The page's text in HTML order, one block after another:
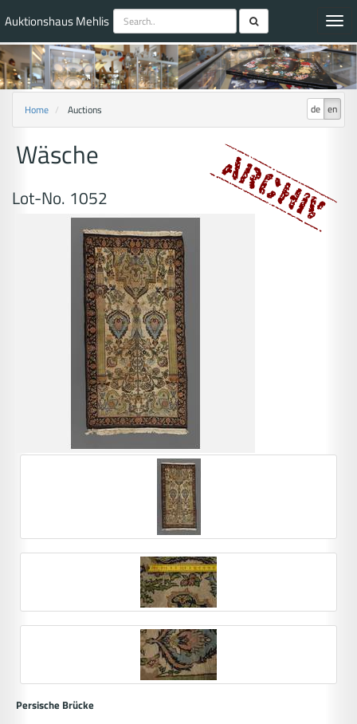
Auktionshaus Mehlis
de en
Home Auctions
Wäsche
Lot-No. 1052
Persische Brücke